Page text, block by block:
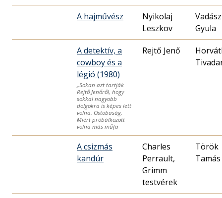
A hajművész
Nyikolaj
Leszkov
Vadász
Gyula
A detektív, a
cowboy és a
légió (1980)
„Sokan azt tartják
Rejtő Jenőről, hogy
sokkal nagyobb
dolgokra is képes lett
volna. Ostobaság.
Miért próbálkozott
volna más műfa
Rejtő Jenő
A csizmás
kandúr
Charles
Perrault,
Grimm
testvérek
Török
Tamás